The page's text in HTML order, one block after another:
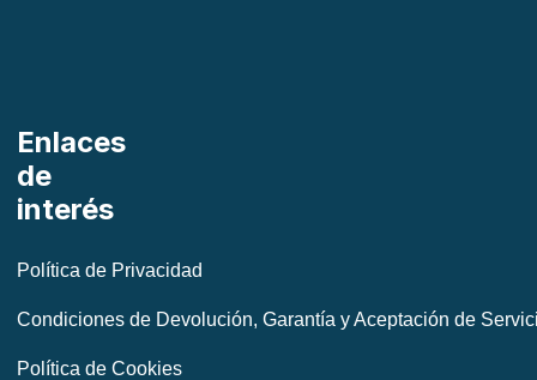
Enlaces
de
interés
Política de Privacidad
Condiciones de Devolución, Garantía y Aceptación de
Política de Cookies